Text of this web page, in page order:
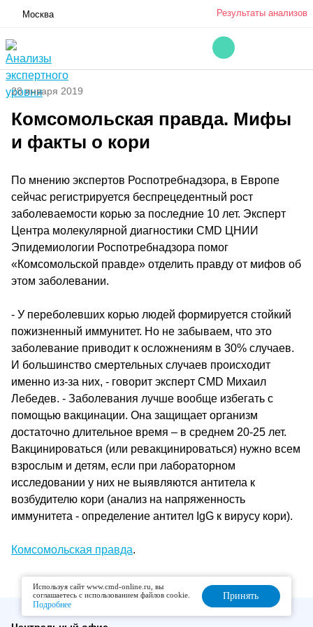
Москва Результаты анализов
28 января 2019
Комсомольская правда. Мифы
и факты о кори
По мнению экспертов Роспотребнадзора, в Европе
сейчас регистрируется беспрецедентный рост
заболеваемости корью за последние 10 лет. Эксперт
Центра молекулярной диагностики CMD ЦНИИ
Эпидемиологии Роспотребнадзора помог
«Комсомольской правде» отделить правду от мифов об
этом заболевании.
- У переболевших корью людей формируется стойкий
пожизненный иммунитет. Но не забываем, что это
заболевание приводит к осложнениям в 30% случаев.
И большинство смертельных случаев происходит
именно из-за них, - говорит эксперт CMD Михаил
Лебедев. - Заболевания лучше вообще избегать с
помощью вакцинации. Она защищает организм
достаточно длительное время – в среднем 20-25 лет.
Вакцинироваться (или ревакцинироваться) нужно всем
взрослым и детям, если при лабораторном
исследовании у них не выявляются антитела к
возбудителю кори (анализ на напряженность
иммунитета - определение антител IgG к вирусу кори).
Комсомольская правда.
Используя сайт www.cmd-online.ru, вы
соглашаетесь с использованием файлов cookie.
Подробнее
Принять